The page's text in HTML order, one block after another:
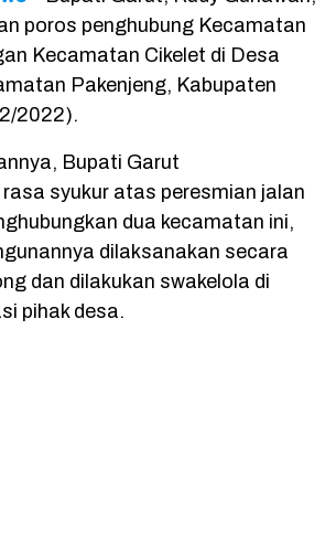
poros penghubung Kecamatan
Kecamatan Cikelet di Desa
Pakenjeng, Kabupaten
2022).
Bupati Garut
syukur atas peresmian jalan
dua kecamatan ini,
dilaksanakan secara
dan dilakukan swakelola di
pihak desa.